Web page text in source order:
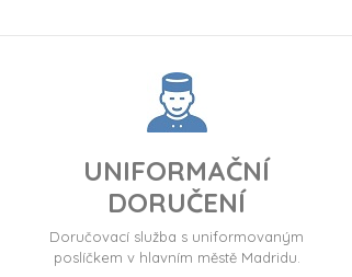
UNIFORMAČNÍ
DORUČENÍ
Doručovací služba s uniformovaným
poslíčkem v hlavním městě Madridu.